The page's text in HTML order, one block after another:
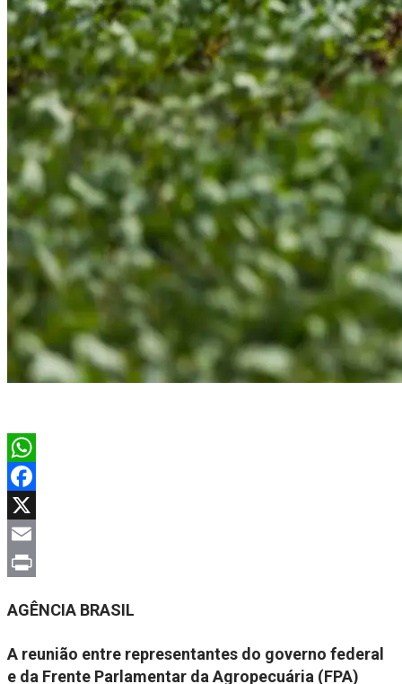
WhatsApp
Facebook
X
Email
AGÊNCIA BRASIL
A reunião entre representantes do governo federal
e da Frente Parlamentar da Agropecuária (FPA)